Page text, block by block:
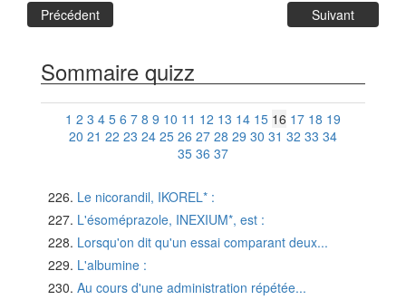
Précédent Suivant
Sommaire quizz
1 2 3 4 5 6 7 8 9 10 11 12 13 14 15 16 17 18 19
20 21 22 23 24 25 26 27 28 29 30 31 32 33 34
35 36 37
Le nicorandil, IKOREL* :
L'ésoméprazole, INEXIUM*, est :
Lorsqu'on dit qu'un essai comparant deux...
L'albumine :
Au cours d'une administration répétée...